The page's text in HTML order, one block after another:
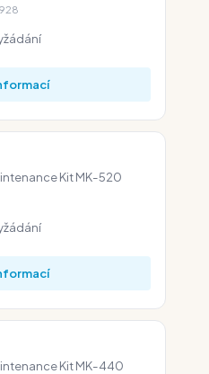
Kit MK-520
Kit MK-440